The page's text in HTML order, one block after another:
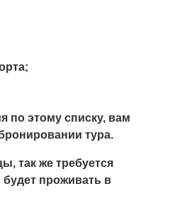
по этому списку, вам
тура.
так же требуется
будет проживать в